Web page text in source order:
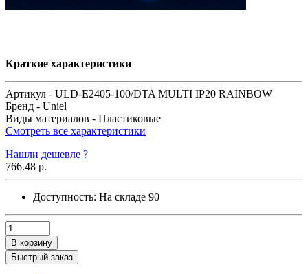
Краткие характеристики
Артикул - ULD-E2405-100/DTA MULTI IP20 RAINBOW
Бренд - Uniel
Виды материалов - Пластиковые
Смотреть все характеристики
Нашли дешевле ?
766.48 р.
Доступность: На складе 90
В корзину
Быстрый заказ